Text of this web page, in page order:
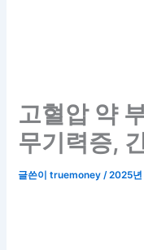
고혈압 약
무기력증,
글쓴이truemoney/2025년